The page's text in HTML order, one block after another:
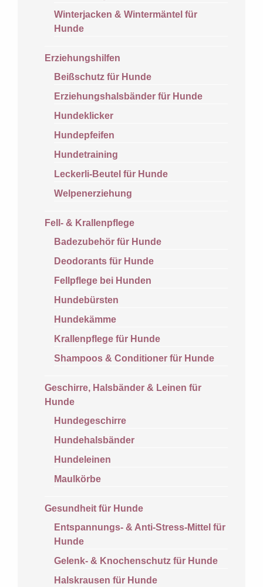
Winterjacken & Wintermäntel für
Hunde
Erziehungshilfen
Beißschutz für Hunde
Erziehungshalsbänder für Hunde
Hundeklicker
Hundepfeifen
Hundetraining
Leckerli-Beutel für Hunde
Welpenerziehung
Fell- & Krallenpflege
Badezubehör für Hunde
Deodorants für Hunde
Fellpflege bei Hunden
Hundebürsten
Hundekämme
Krallenpflege für Hunde
Shampoos & Conditioner für Hunde
Geschirre, Halsbänder & Leinen für
Hunde
Hundegeschirre
Hundehalsbänder
Hundeleinen
Maulkörbe
Gesundheit für Hunde
Entspannungs- & Anti-Stress-Mittel für
Hunde
Gelenk- & Knochenschutz für Hunde
Halskrausen für Hunde